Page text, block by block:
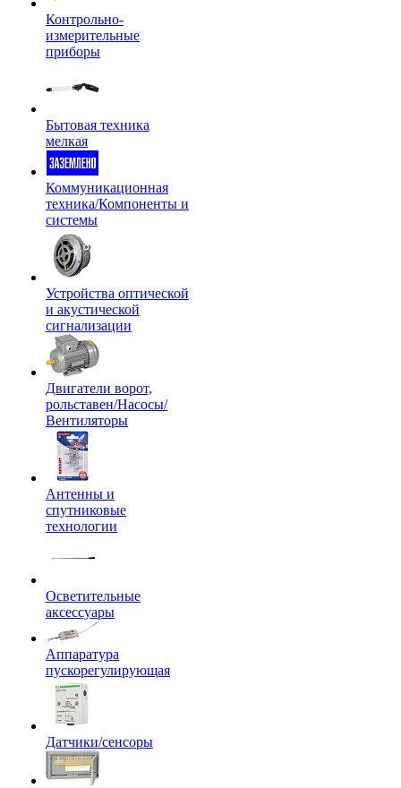
Контрольно-
измерительные
приборы
Бытовая техника
мелкая
Коммуникационная
техника/Компоненты и
системы
Устройства оптической
и акустической
сигнализации
Двигатели ворот,
рольставен/Насосы/
Вентиляторы
Антенны и
спутниковые
технологии
Осветительные
аксессуары
Аппаратура
пускорегулирующая
Датчики/сенсоры